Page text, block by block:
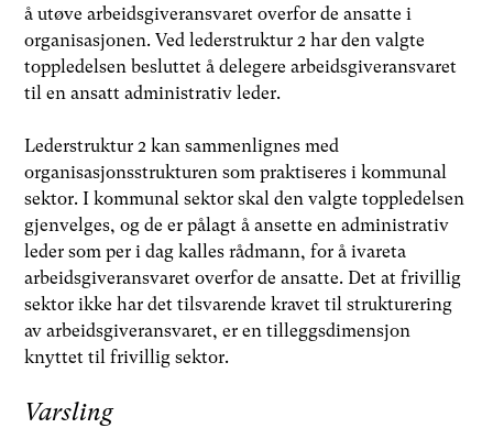
å utøve arbeidsgiveransvaret overfor de ansatte i
organisasjonen. Ved lederstruktur 2 har den valgte
toppledelsen besluttet å delegere arbeidsgiveransvaret
til en ansatt administrativ leder.
Lederstruktur 2 kan sammenlignes med
organisasjonsstrukturen som praktiseres i kommunal
sektor. I kommunal sektor skal den valgte toppledelsen
gjenvelges, og de er pålagt å ansette en administrativ
leder som per i dag kalles rådmann, for å ivareta
arbeidsgiveransvaret overfor de ansatte. Det at frivillig
sektor ikke har det tilsvarende kravet til strukturering
av arbeidsgiveransvaret, er en tilleggsdimensjon
knyttet til frivillig sektor.
Varsling